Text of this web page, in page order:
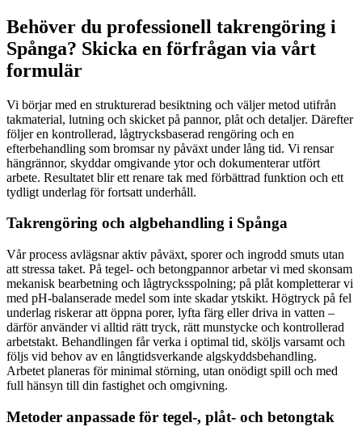
Behöver du professionell takrengöring i
Spånga? Skicka en förfrågan via vårt
formulär
Vi börjar med en strukturerad besiktning och väljer metod utifrån
takmaterial, lutning och skicket på pannor, plåt och detaljer. Därefter
följer en kontrollerad, lågtrycksbaserad rengöring och en
efterbehandling som bromsar ny påväxt under lång tid. Vi rensar
hängrännor, skyddar omgivande ytor och dokumenterar utfört
arbete. Resultatet blir ett renare tak med förbättrad funktion och ett
tydligt underlag för fortsatt underhåll.
Takrengöring och algbehandling i Spånga
Vår process avlägsnar aktiv påväxt, sporer och ingrodd smuts utan
att stressa taket. På tegel- och betongpannor arbetar vi med skonsam
mekanisk bearbetning och lågtrycksspolning; på plåt kompletterar vi
med pH-balanserade medel som inte skadar ytskikt. Högtryck på fel
underlag riskerar att öppna porer, lyfta färg eller driva in vatten –
därför använder vi alltid rätt tryck, rätt munstycke och kontrollerad
arbetstakt. Behandlingen får verka i optimal tid, sköljs varsamt och
följs vid behov av en långtidsverkande algskyddsbehandling.
Arbetet planeras för minimal störning, utan onödigt spill och med
full hänsyn till din fastighet och omgivning.
Metoder anpassade för tegel-, plåt- och betongtak